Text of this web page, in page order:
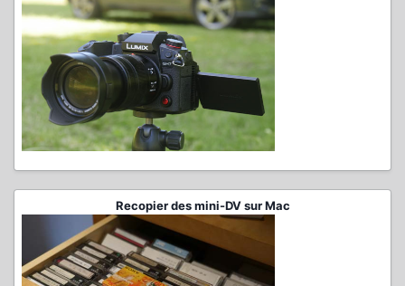
Recopier des mini-DV sur Mac